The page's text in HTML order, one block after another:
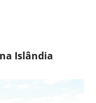
Islândia